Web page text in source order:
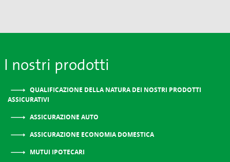
I nostri prodotti
QUALIFICAZIONE DELLA NATURA DEI NOSTRI PRODOTTI
ASSICURATIVI
ASSICURAZIONE AUTO
ASSICURAZIONE ECONOMIA DOMESTICA
MUTUI IPOTECARI